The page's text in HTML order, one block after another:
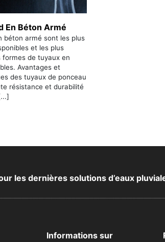
En Béton Armé
béton armé sont les plus
et les plus
formes de tuyaux en
Avantages et
des tuyaux de ponceau
résistance et durabilité
les dernières solutions d’eaux
Informations sur